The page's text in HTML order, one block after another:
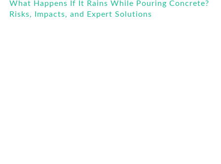
What Happens If It Rains While Pouring Concrete?
Risks, Impacts, and Expert Solutions